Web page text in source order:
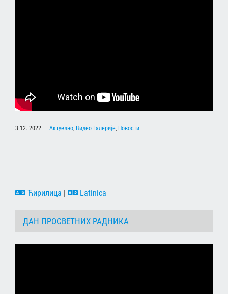
3.12. 2022. | Актуелно Видео Галерије Новости
Ћирилица | Latinica
ДАН ПРОСВЕТНИХ РАДНИКА